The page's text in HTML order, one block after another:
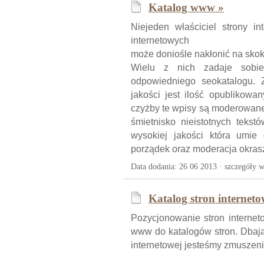
Katalog www »
Niejeden właściciel strony
internetowych
może doniośle nakłonić na
Wielu z nich zadaje
odpowiedniego seokatalogu.
jakości jest ilość
czyżby te wpisy są
śmietnisko nieistotnych
wysokiej jakości która umie
porządek oraz moderacja
Data dodania: 26 06 2013 · szczegóły
Katalog stron
Pozycjonowanie stron
www do katalogów stron.
internetowej jesteśmy